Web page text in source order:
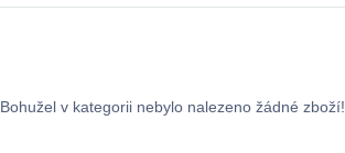
Bohužel v kategorii nebylo nalezeno žádné zboží!